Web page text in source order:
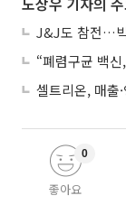
좋아요
0